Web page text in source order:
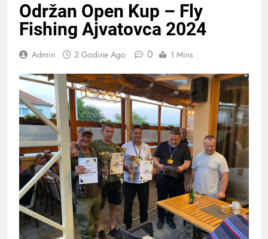
Održan Open Kup – Fly
Fishing Ajvatovca 2024
Admin 2 Godine Ago 0 1 Mins